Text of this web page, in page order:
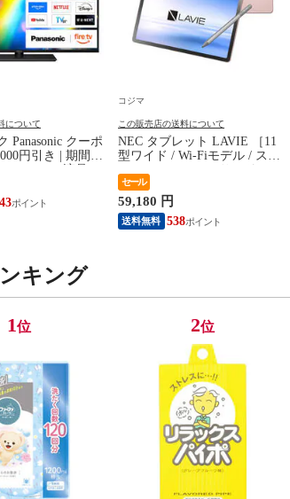
について
Panasonic クーポ
円引き | 期間限
| Mini LED液晶テ
エラ W95C 50V
50W95C（標準
コジマ
この販売店の送料について
NEC タブレット LAVIE ［11
型ワイド / Wi-Fiモデル / スト
レージ：256GB］ サンドロー
ズ PC-T1175LAC
セール
59,180 円
送料無料 538
キング
1位 2位